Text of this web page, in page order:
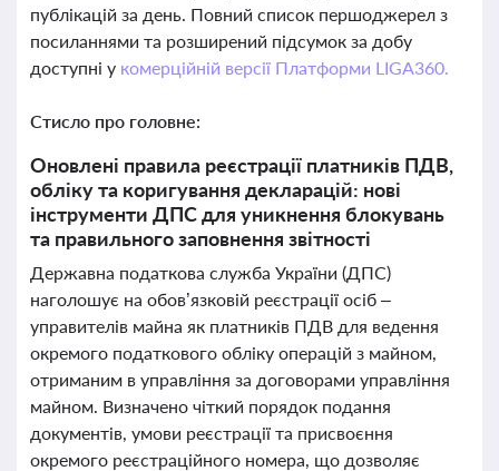
публікацій за день. Повний список першоджерел з
посиланнями та розширений підсумок за добу
доступні у комерційній версії Платформи LIGA360.
Стисло про головне:
Оновлені правила реєстрації платників ПДВ,
обліку та коригування декларацій: нові
інструменти ДПС для уникнення блокувань
та правильного заповнення звітності
Державна податкова служба України (ДПС)
наголошує на обов’язковій реєстрації осіб –
управителів майна як платників ПДВ для ведення
окремого податкового обліку операцій з майном,
отриманим в управління за договорами управління
майном. Визначено чіткий порядок подання
документів, умови реєстрації та присвоєння
окремого реєстраційного номера, що дозволяє